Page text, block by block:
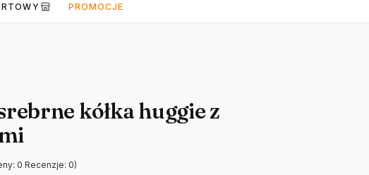
PROMOCJE
kółka huggie z
0 Recenzje: 0)